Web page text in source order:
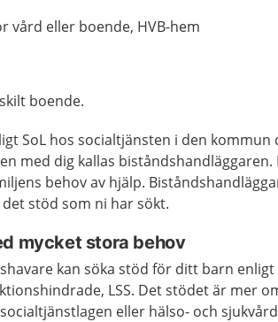
vård eller boende, HVB-hem
boende.
SoL hos socialtjänsten i den kommun
med dig kallas biståndshandläggaren.
behov av hjälp.
stöd som ni har sökt.
mycket stora behov
kan söka stöd för ditt barn
LSS. Det stödet är mer
eller hälso- och